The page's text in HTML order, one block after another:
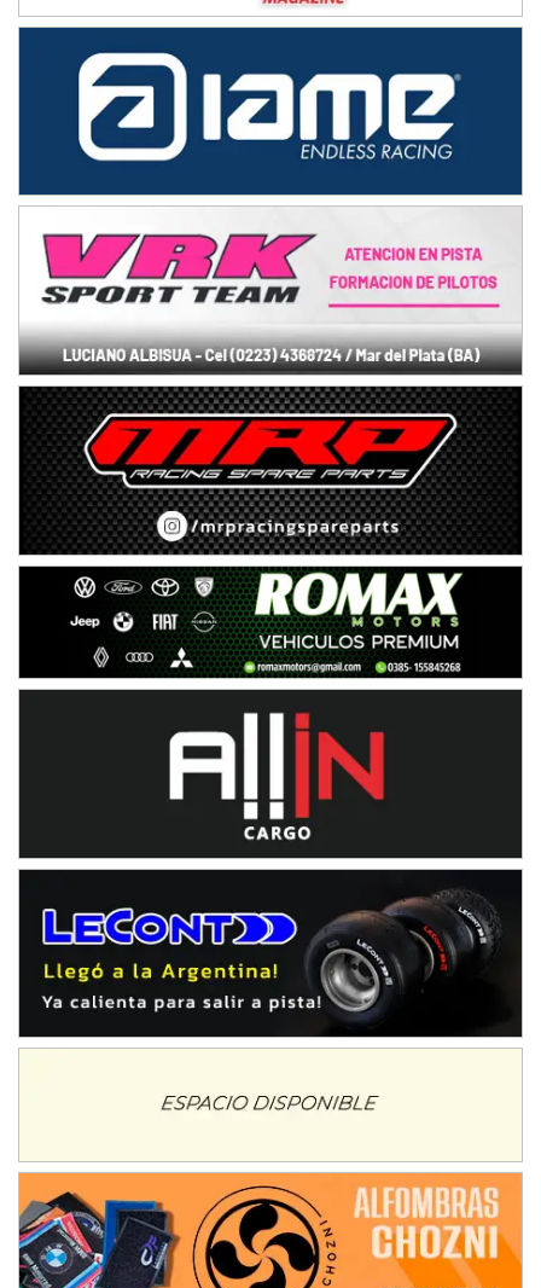
Avellaneda (Santa Fe)
SUR SANTAFESINO - F4
José Samuel Sánchez (Tierra)
Rufino (Santa Fe)
TUCUMANO - F5
El Timbó (Tucumán)